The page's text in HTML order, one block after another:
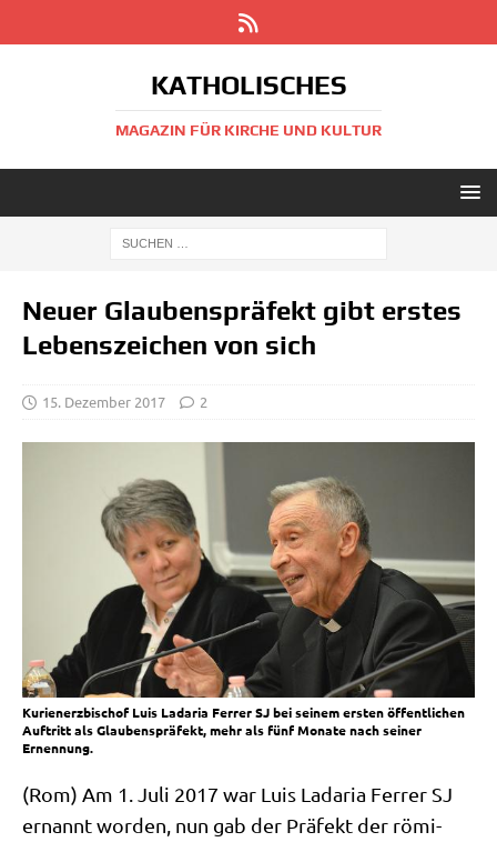
KATHOLISCHES
MAGAZIN FÜR KIRCHE UND KULTUR
Neuer Glaubenspräfekt gibt erstes
Lebenszeichen von sich
15. Dezember 2017 2
Kurienerzbischof Luis Ladaria Ferrer SJ bei seinem ersten öffentlichen
Auftritt als Glaubenspräfekt, mehr als fünf Monate nach seiner
Ernennung.
(Rom) Am 1. Juli 2017 war Luis Lada­ria Fer­rer SJ
ernannt wor­den, nun gab der Prä­fekt der römi­